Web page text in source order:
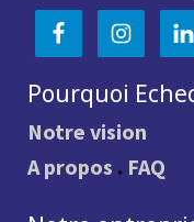
Pourquoi
Notre vision
A propos . FAQ